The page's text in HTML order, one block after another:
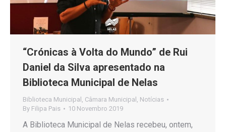
“Crónicas à Volta do Mundo” de Rui
Daniel da Silva apresentado na
Biblioteca Municipal de Nelas
Biblioteca Municipal , Câmara Municipal , Notícias
By Filipa Pais 10 Novembro 2019
A Biblioteca Municipal de Nelas recebeu, ontem,